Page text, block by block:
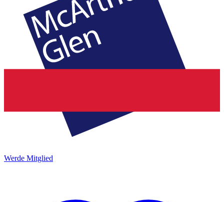
Werde Mitglied